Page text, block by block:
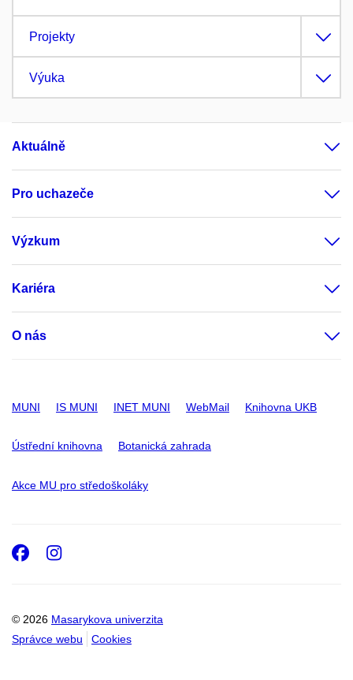
Projekty
Výuka
Aktuálně
Pro uchazeče
Výzkum
Kariéra
O nás
MUNI IS MUNI INET MUNI WebMail Knihovna UKB
Ústřední knihovna Botanická zahrada
Akce MU pro středoškoláky
© 2026 Masarykova univerzita
Správce webu
Cookies
Facebook
Instagram